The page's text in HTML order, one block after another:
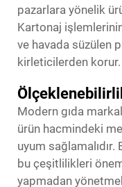
pazarlara yönelik
Kartonaj
ve havada süzülen
kirleticilerden korur.
Modern gıda
ürün hacmindeki
uyum
bu çeşitlilikleri
yapmadan